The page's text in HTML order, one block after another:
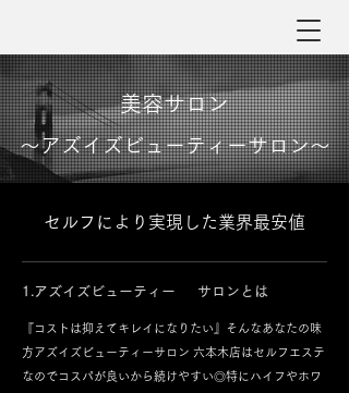
美容サロン
〜​アズイズビューティーサロン〜
​セルフにより実現した業界最安値
1.アズイズビューティー サロンとは
『コストは抑えてキレイになりたい』そんなあなたの味
方アズイズビューティーサロン 六本木店はセルフエステ
なのでコスパが良いから続けやすい◎特にハイフやホワ